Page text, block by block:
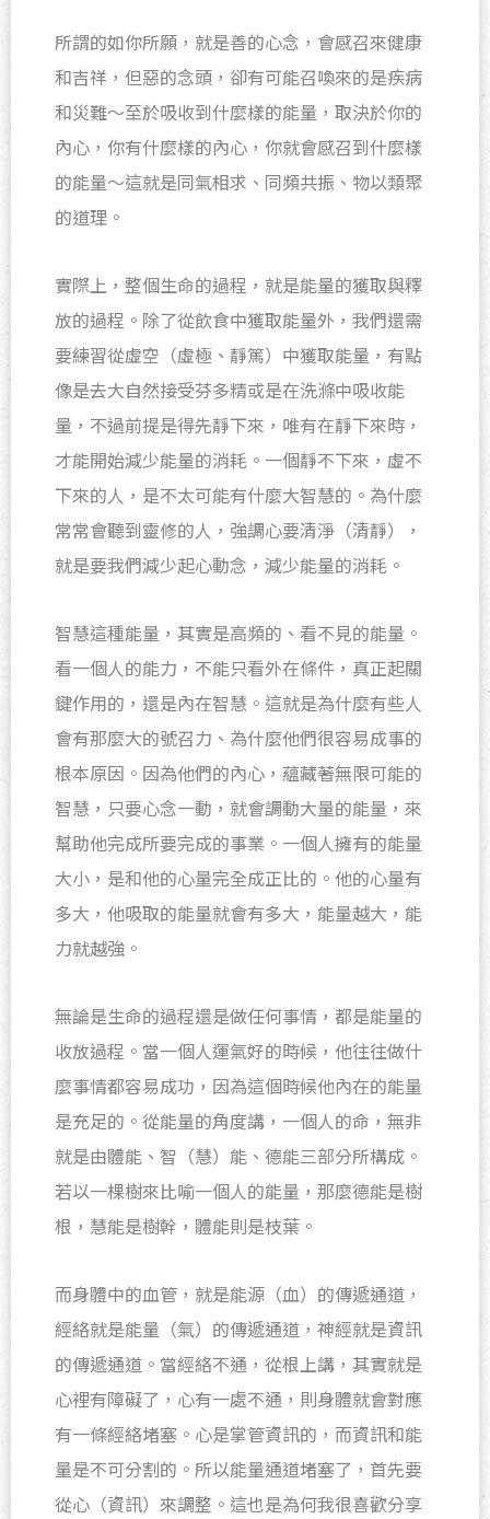
所謂的如你所願，就是善的心念，會感召來健康
和吉祥，但惡的念頭，卻有可能召喚來的是疾病
和災難～至於吸收到什麼樣的能量，取決於你的
內心，你有什麼樣的內心，你就會感召到什麼樣
的能量～這就是同氣相求、同頻共振、物以類聚
的道理。
實際上，整個生命的過程，就是能量的獲取與釋
放的過程。除了從飲食中獲取能量外，我們還需
要練習從虛空（虛極、靜篤）中獲取能量，有點
像是去大自然接受芬多精或是在洗滌中吸收能
量，不過前提是得先靜下來，唯有在靜下來時，
才能開始減少能量的消耗。一個靜不下來，虛不
下來的人，是不太可能有什麼大智慧的。為什麼
常常會聽到靈修的人，強調心要清淨（清靜），
就是要我們減少起心動念，減少能量的消耗。
智慧這種能量，其實是高頻的、看不見的能量。
看一個人的能力，不能只看外在條件，真正起關
鍵作用的，還是內在智慧。這就是為什麼有些人
會有那麼大的號召力、為什麼他們很容易成事的
根本原因。因為他們的內心，蘊藏著無限可能的
智慧，只要心念一動，就會調動大量的能量，來
幫助他完成所要完成的事業。一個人擁有的能量
大小，是和他的心量完全成正比的。他的心量有
多大，他吸取的能量就會有多大，能量越大，能
力就越強。
無論是生命的過程還是做任何事情，都是能量的
收放過程。當一個人運氣好的時候，他往往做什
麼事情都容易成功，因為這個時候他內在的能量
是充足的。從能量的角度講，一個人的命，無非
就是由體能、智（慧）能、德能三部分所構成。
若以一棵樹來比喻一個人的能量，那麼德能是樹
根，慧能是樹幹，體能則是枝葉。
而身體中的血管，就是能源（血）的傳遞通道，
經絡就是能量（氣）的傳遞通道，神經就是資訊
的傳遞通道。當經絡不通，從根上講，其實就是
心裡有障礙了，心有一處不通，則身體就會對應
有一條經絡堵塞。心是掌管資訊的，而資訊和能
量是不可分割的。所以能量通道堵塞了，首先要
從心（資訊）來調整。這也是為何我很喜歡分享